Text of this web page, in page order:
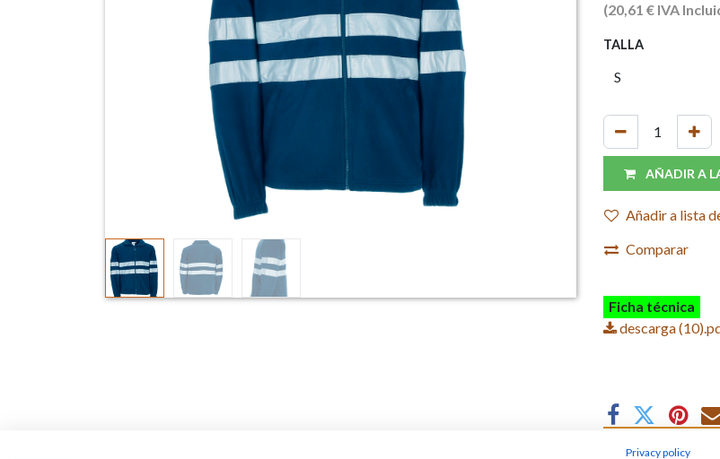
(20,61 € IVA
TALLA
AÑADIR A
Añadir a lista
Comparar
Ficha técnica
descarga
Privacy policy